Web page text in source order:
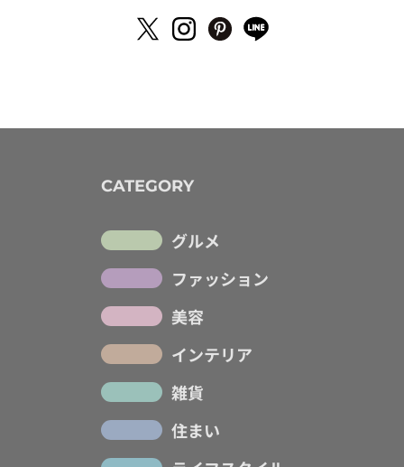
CATEGORY
グルメ
ファッション
美容
インテリア
雑貨
住まい